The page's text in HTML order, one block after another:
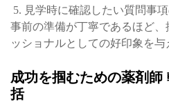
見学時に確認したい質問事
事前の準備が丁寧であるほど
ッショナルとしての好印象を与
成功を掴むための薬剤
括